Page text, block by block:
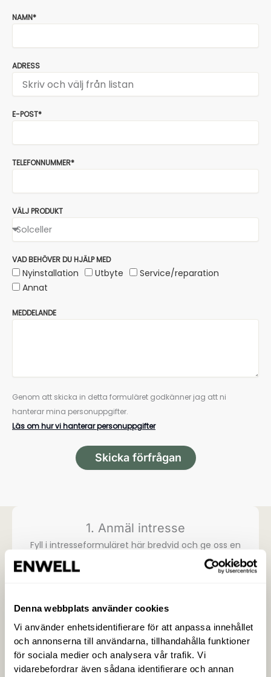
Denna webbplats använder cookies
Vi använder enhetsidentifierare för att anpassa innehållet
och annonserna till användarna, tillhandahålla funktioner
för sociala medier och analysera vår trafik. Vi
vidarebefordrar även sådana identifierare och annan
NAMN*
ADRESS
E-POST*
TELEFONNUMMER*
VÄLJ PRODUKT
VAD BEHÖVER DU HJÄLP MED
Nyinstallation Utbyte
Service/reparation
Annat
MEDDELANDE
Genom att skicka in detta formuläret godkänner jag att ni
hanterar mina personuppgifter.
Läs om hur vi hanterar personuppgifter
Skicka förfrågan
1. Anmäl intresse
Fyll i intresse­formuläret här bredvid och ge oss en
Någon från Enwell hör av sig för att samla
komplette­rande uppgifter och säkerställa att du får
den bästa lösningen för just ditt hem.